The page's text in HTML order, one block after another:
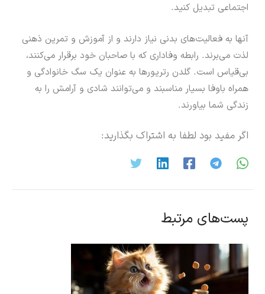
اجتماعی تبدیل کنید.
آنها به فعالیت‌های بدنی نیاز دارند و از آموزش و تمرین ذهنی
لذت می‌برند. رابطه وفاداری که با صاحبان خود برقرار می‌کنند،
بی‌قیاس است. گلدن رتریورها به عنوان یک سگ خانوادگی و
همراه باوفا بسیار مناسبند و می‌توانند شادی و آرامش را به
زندگی شما بیاورند.
اگر مفید بود لطفا به اشتراک بگذارید:
پست‌های مرتبط